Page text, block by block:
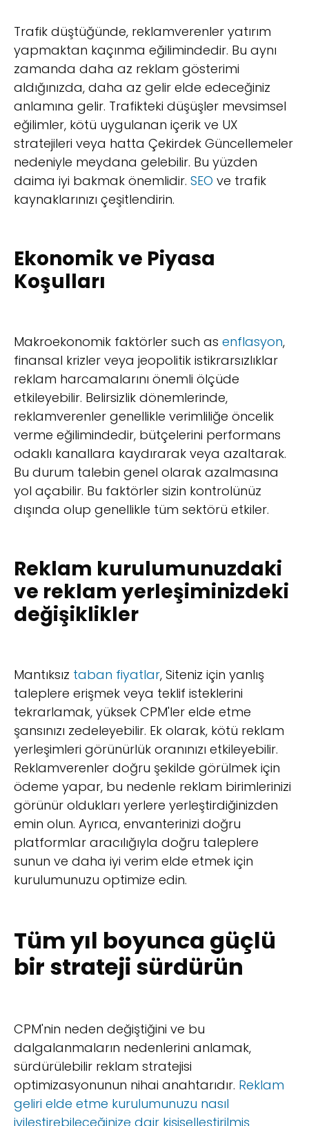
Trafik düştüğünde, reklamverenler yatırım
yapmaktan kaçınma eğilimindedir. Bu aynı
zamanda daha az reklam gösterimi
aldığınızda, daha az gelir elde edeceğiniz
anlamına gelir. Trafikteki düşüşler mevsimsel
eğilimler, kötü uygulanan içerik ve UX
stratejileri veya hatta Çekirdek Güncellemeler
nedeniyle meydana gelebilir. Bu yüzden
daima iyi bakmak önemlidir. SEO ve trafik
kaynaklarınızı çeşitlendirin.
Ekonomik ve Piyasa
Koşulları
Makroekonomik faktörler such as enflasyon,
finansal krizler veya jeopolitik istikrarsızlıklar
reklam harcamalarını önemli ölçüde
etkileyebilir. Belirsizlik dönemlerinde,
reklamverenler genellikle verimliliğe öncelik
verme eğilimindedir, bütçelerini performans
odaklı kanallara kaydırarak veya azaltarak.
Bu durum talebin genel olarak azalmasına
yol açabilir. Bu faktörler sizin kontrolünüz
dışında olup genellikle tüm sektörü etkiler.
Reklam kurulumunuzdaki
ve reklam yerleşiminizdeki
değişiklikler
Mantıksız taban fiyatlar, Siteniz için yanlış
taleplere erişmek veya teklif isteklerini
tekrarlamak, yüksek CPM'ler elde etme
şansınızı zedeleyebilir. Ek olarak, kötü reklam
yerleşimleri görünürlük oranınızı etkileyebilir.
Reklamverenler doğru şekilde görülmek için
ödeme yapar, bu nedenle reklam birimlerinizi
görünür oldukları yerlere yerleştirdiğinizden
emin olun. Ayrıca, envanterinizi doğru
platformlar aracılığıyla doğru taleplere
sunun ve daha iyi verim elde etmek için
kurulumunuzu optimize edin.
Tüm yıl boyunca güçlü
bir strateji sürdürün
CPM'nin neden değiştiğini ve bu
dalgalanmaların nedenlerini anlamak,
sürdürülebilir reklam stratejisi
optimizasyonunun nihai anahtarıdır. Reklam
geliri elde etme kurulumunuzu nasıl
iyileştirebileceğinize dair kişiselleştirilmiş